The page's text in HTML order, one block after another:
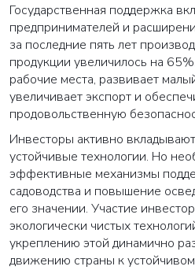
Государственная поддержка
предпринимателей и
за последние пять лет
продукции увеличилось на
рабочие места, развивает
увеличивает экспорт и
продовольственную
Инвесторы активно
устойчивые технологии. Но
эффективные механизмы
садоводства и повышение
его значении. Участие
экологически чистых
укреплению этой динамично
движению страны к